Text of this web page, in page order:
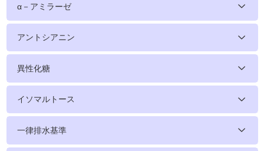
α－アミラーゼ
アントシアニン
異性化糖
イソマルトース
一律排水基準